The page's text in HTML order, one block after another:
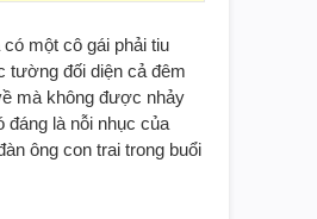
một cô gái phải tiu
tường đối diện cả đêm
mà không được nhảy
đáng là nỗi nhục của
ông con trai trong buổi